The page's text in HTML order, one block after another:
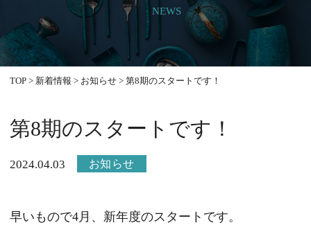
NEWS
TOP > 新着情報 > お知らせ >第8期のスタートです！
第8期のスタートです！
2024.04.03 お知らせ
早いもので4月、新年度のスタートです。